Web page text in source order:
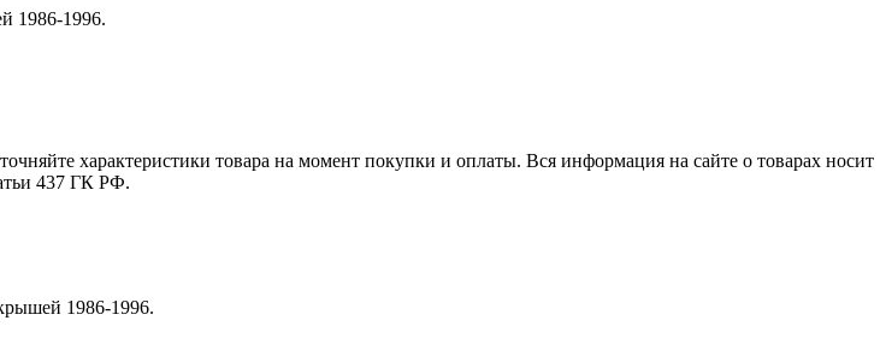
1986-1996.
характеристики товара на момент покупки и оплаты. Вся информация на сайте о товарах носит
437 ГК РФ.
1986-1996.